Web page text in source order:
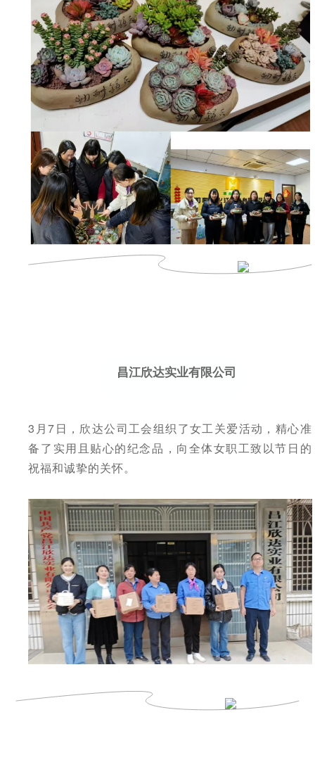
昌江欣达实业有限公司
3月7日，欣达公司工会组织了女工关爱活动，精心准
备了实用且贴心的纪念品，向全体女职工致以节日的
祝福和诚挚的关怀。